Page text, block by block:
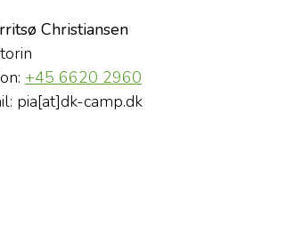
Christiansen
+45 6620 2960
pia[at]dk-camp.dk